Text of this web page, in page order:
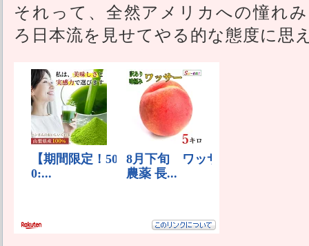
それって、全然アメリカへの憧れ
ろ日本流を見せてやる的な態度に思